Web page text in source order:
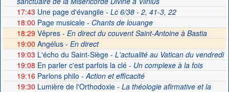
17:43 Une page d'évangile- Lc 6/38 - 2, 41-3, 22
18:00 Page musicale- Chants de louange
18:29 Vêpres - En direct du couvent Saint-Antoine à Bastia
19:00 Angélus - En direct
19:03 L'écho du Saint-Siège- L'actualité au Vatican du vendredi
19:08 En parler c'est parfois la clé- Un complexe à la fois
19:16Parlons philo - Action et efficacité
19:30 Lumière de l'Orthodoxie- La théologie afirmative et la